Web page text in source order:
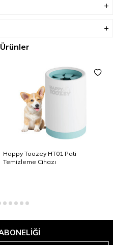
Happy Toozey HT01 Pati
Temizleme Cihazı